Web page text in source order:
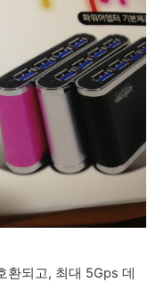
환되고, 최대 5Gps 데